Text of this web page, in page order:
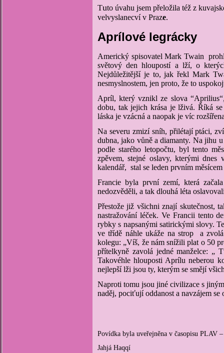
Tuto úvahu jsem přeložila též z
velvyslanecví v Praze.
Aprílové legrácky
Americký spisovatel Mark Twain
světový den hloupostí a lží, o
Nejdůležitější je to, jak řekl Mark
nesmyslnostem, jen proto, že to
Apríl, který vznikl ze slova
dobu, tak jejich krása je lživá. Říká
láska je vzácná a naopak je víc
Na severu zmizí sníh, přilétají ptáci,
dubna, jako vůně a diamanty. Na jihu
podle starého letopočtu, byl tento
zpěvem, stejné oslavy, kterými
kalendář, stal se leden prvním
Francie byla první zemí, která
nedozvěděli, a tak dlouhá léta
Přestože již všichni znají skutečnost,
nastražování léček. Ve Francii tento
rybky s napsanými satirickými slovy.
ve třídě náhle ukáže na strop a zvolá
kolegu: „Víš, že nám snížili plat o 50
přítelkyně zavolá jedné manželce: „
Takovéhle hlouposti Aprílu neberou
nejlepší lži jsou ty, kterým se smějí
Naproti tomu jsou jiné civilizace s
naděj, pociťují oddanost a navzájem
Povídka byla uveřejněna v časopisu
Jahjá Haqqí